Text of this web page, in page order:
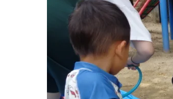
安⼼・安全対策
課外教室
理事長のことば